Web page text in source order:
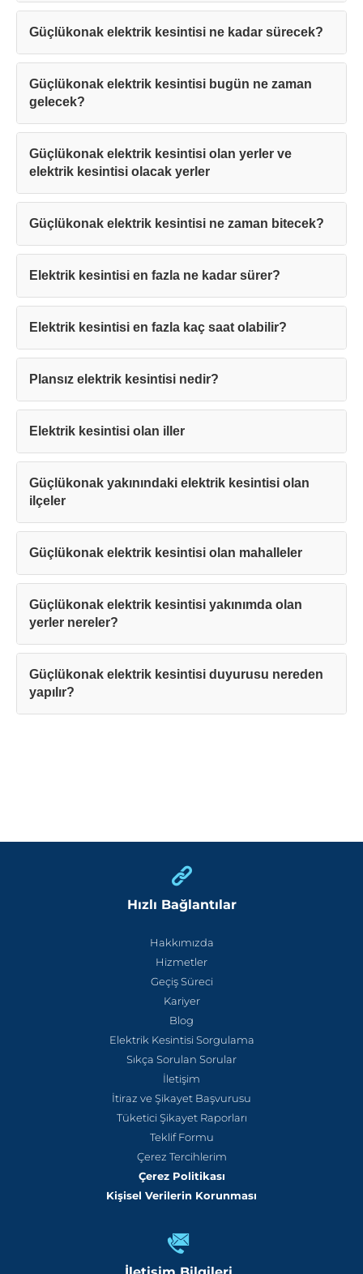
Güçlükonak elektrik kesintisi ne kadar sürecek?
Güçlükonak elektrik kesintisi bugün ne zaman
gelecek?
Güçlükonak elektrik kesintisi olan yerler ve
elektrik kesintisi olacak yerler
Güçlükonak elektrik kesintisi ne zaman bitecek?
Elektrik kesintisi en fazla ne kadar sürer?
Elektrik kesintisi en fazla kaç saat olabilir?
Plansız elektrik kesintisi nedir?
Elektrik kesintisi olan iller
Güçlükonak yakınındaki elektrik kesintisi olan
ilçeler
Güçlükonak elektrik kesintisi olan mahalleler
Güçlükonak elektrik kesintisi yakınımda olan
yerler nereler?
Güçlükonak elektrik kesintisi duyurusu nereden
yapılır?
Hızlı Bağlantılar
Hakkımızda
Hizmetler
Geçiş Süreci
Kariyer
Blog
Elektrik Kesintisi Sorgulama
Sıkça Sorulan Sorular
İletişim
İtiraz ve Şikayet Başvurusu
Tüketici Şikayet Raporları
Teklif Formu
Çerez Tercihlerim
Çerez Politikası
Kişisel Verilerin Korunması
Teşekkürler!
Mesajınız başarıyla ulaştırıldı. En kısa
sürede sizinle iletişime geçilecektir.
Kapat